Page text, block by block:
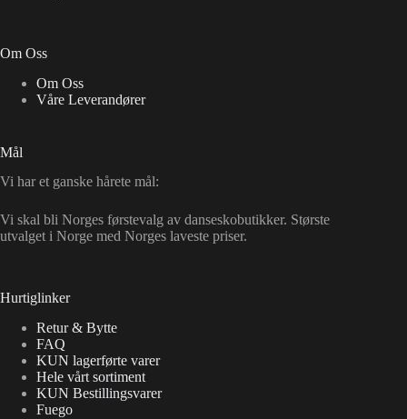
Om Oss
Om Oss
Våre Leverandører
Mål
Vi har et ganske hårete mål:
Vi skal bli Norges førstevalg av danseskobutikker. Største
utvalget i Norge med Norges laveste priser.
Hurtiglinker
Retur & Bytte
FAQ
KUN lagerførte varer
Hele vårt sortiment
KUN Bestillingsvarer
Fuego